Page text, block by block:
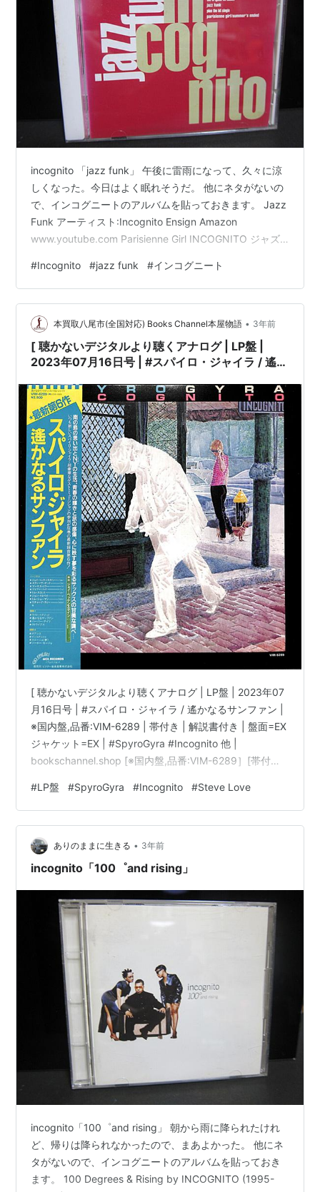
incognito 「jazz funk」 午後に雷雨になって、久々に涼
しくなった。今日はよく眠れそうだ。 他にネタがないの
で、インコグニートのアルバムを貼っておきます。 Jazz
Funk アーティスト:Incognito Ensign Amazon
www.youtube.com Parisienne Girl INCOGNITO ジャズ
INCOGNITO ジャズ ¥255 provided courtesy of iTunes
Shine On INCOGNITO ジャズ ¥255 provi…
#Incognito #jazz funk #インコグニート
本買取八尾市(全国対応) Books Channel本屋物語 • 3年前
[ 聴かないデジタルより聴くアナログ | LP盤 |
2023年07月16日号 | #スパイロ・ジャイラ / 遙か
き | 解説書付き | 盤面=EX ジャケット=EX |
#SpyroGyra #Incognito 他 |
[ 聴かないデジタルより聴くアナログ | LP盤 | 2023年07
月16日号 | #スパイロ・ジャイラ / 遙かなるサンファン |
※国内盤,品番:VIM-6289 | 帯付き | 解説書付き | 盤面=EX
ジャケット=EX | #SpyroGyra #Incognito 他 |
bookschannel.shop [※国内盤,品番:VIM-6289］[帯付き]
ケット=EX］［※保護内袋を新品交換して配送致します］
※［店舗併売の為、時間差で売切れの場合がございます。
何卒ご了承の上ご注文をお願い申し上げます］ [スポンサ
ードリンク] …
#LP盤 #SpyroGyra #Incognito #Steve Love
ありのままに生きる • 3年前
incognito「100゜and rising」
incognito「100゜and rising」 朝から雨に降られたけれ
ど、帰りは降られなかったので、まあよかった。 他にネ
タがないので、インコグニートのアルバムを貼っておき
ます。 100 Degrees & Rising by INCOGNITO (1995-